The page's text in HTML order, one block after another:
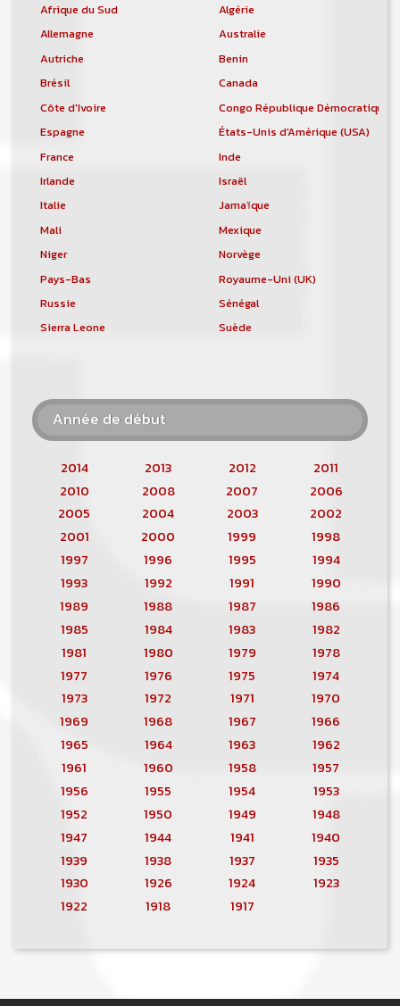
Afrique du Sud
Algérie
Allemagne
Australie
Autriche
Benin
Brésil
Canada
Côte d'Ivoire
Congo République Démocratique
Espagne
États-Unis d'Amérique (USA)
France
Inde
Irlande
Israël
Italie
Jamaïque
Mali
Mexique
Niger
Norvège
Pays-Bas
Royaume-Uni (UK)
Russie
Sénégal
Sierra Leone
Suède
Année de début
2014 2013 2012
2011
2010
2008 2007
2006
2005
2004 2003
2002
2001
2000 1999
1998
1997
1996 1995
1994
1993
1992 1991
1990
1989
1988 1987
1986
1985
1984 1983
1982
1981
1980 1979
1978
1977
1976 1975
1974
1973
1972 1971
1970
1969
1968 1967
1966
1965
1964 1963
1962
1961
1960 1958
1957
1956
1955 1954
1953
1952
1950 1949
1948
1947
1944 1941
1940
1939
1938 1937
1935
1930
1926 1924
1923
1922
1918 1917